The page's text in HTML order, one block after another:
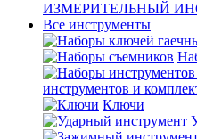
ИЗМЕРИТЕЛЬНЫЙ
Все инструменты
инструментов и
Ключи